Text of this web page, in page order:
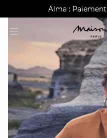
Alma :
AGUA : Découvrez
Livraison